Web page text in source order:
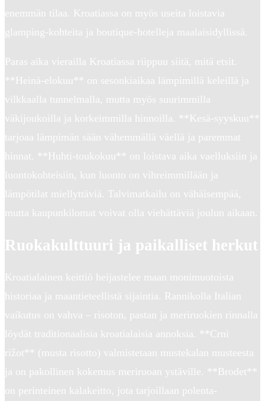
enemmän tilaa. Kroatiassa on myös useita loistavia
glamping-kohteita ja boutique-hotelleja maalaisidyllissä.
Paras aika vierailla Kroatiassa riippuu siitä, mitä etsit.
**Heinä-elokuu** on sesonkiaikaa lämpimillä keleillä ja
vilkkaalla tunnelmalla, mutta myös suurimmilla
väkijoukoilla ja korkeimmilla hinnoilla. **Kesä-syyskuu**
tarjoaa lämpimän sään vähemmällä väellä ja paremmat
hinnat. **Huhti-toukokuu** on loistava aika vaelluksiin ja
luontokohteisiin, kun luonto on vihreimmillään ja
lämpötilat miellyttäviä. Talvimatkailu on vähäisempää,
mutta kaupunkilomat voivat olla viehättäviä joulun aikaan.
Ruokakulttuuri ja paikalliset herkut
Kroatialainen keittiö heijastelee maan monimuotoista
historiaa ja maantieteellistä sijaintia. Rannikolla Italian
vaikutus on vahva – risoton, pastan ja meriruokien rinnalla
löydät traditionaalisia kroatialaisia annoksia. **Crni
rižot** (musta risotto) valmistetaan mustekalan musteesta
ja on pakollinen kokemus meriruoan ystäville. **Brodet**
on perinteinen kalakeitto, jota tarjoillaan polenta-